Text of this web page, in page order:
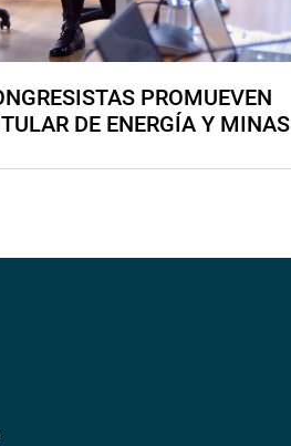
PROMUEVEN
DE ENERGÍA Y MINAS